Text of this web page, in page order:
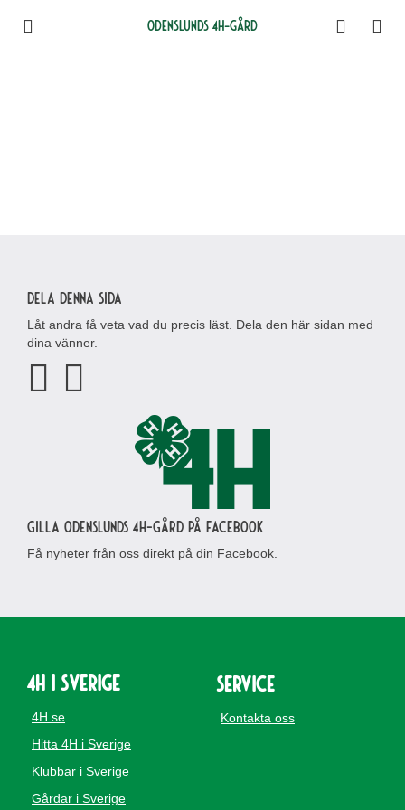
Odenslunds 4H-gård
Dela denna sida
Låt andra få veta vad du precis läst. Dela den här sidan med
dina vänner.
Gilla Odenslunds 4H-gård på Facebook
Få nyheter från oss direkt på din Facebook.
4H i Sverige
4H.se
Hitta 4H i Sverige
Klubbar i Sverige
Gårdar i Sverige
Service
Kontakta oss